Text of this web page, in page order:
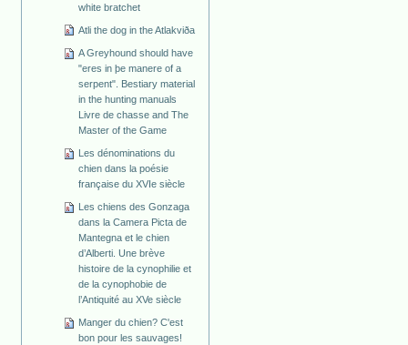
white bratchet
Atli the dog in the Atlakviða
A Greyhound should have
"eres in þe manere of a
serpent". Bestiary material
in the hunting manuals
Livre de chasse and The
Master of the Game
Les dénominations du
chien dans la poésie
française du XVIe siècle
Les chiens des Gonzaga
dans la Camera Picta de
Mantegna et le chien
d’Alberti. Une brève
histoire de la cynophilie et
de la cynophobie de
l’Antiquité au XVe siècle
Manger du chien? C'est
bon pour les sauvages!